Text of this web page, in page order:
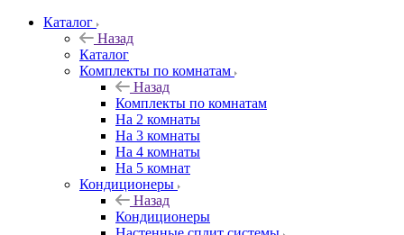
Каталог
Назад
Каталог
Комплекты по комнатам
Назад
Комплекты по комнатам
На 2 комнаты
На 3 комнаты
На 4 комнаты
На 5 комнат
Кондиционеры
Назад
Кондиционеры